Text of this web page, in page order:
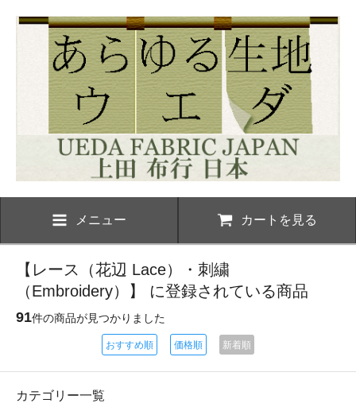
メニュー カートを見る
【レース（花辺 Lace）・刺繍
（Embroidery）】 に登録されている商品
91件の商品が見つかりました
おすすめ順 価格順 新着順
カテゴリー一覧